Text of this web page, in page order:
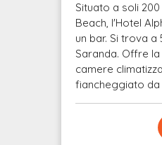
Situato a soli
Beach, l'Hotel
un bar. Si trova
Saranda. Offre
camere
fiancheggiato da